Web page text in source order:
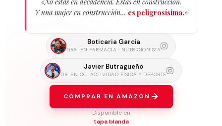
Y una mujer en construcción… es peligrosísima.»
Boticaria García
DRA. EN FARMACIA · NUTRICIONISTA
Javier Butragueño
DR. EN CC. ACTIVIDAD FÍSICA Y DEPORTE
COMPRAR EN AMAZON
Disponible en
tapa blanda